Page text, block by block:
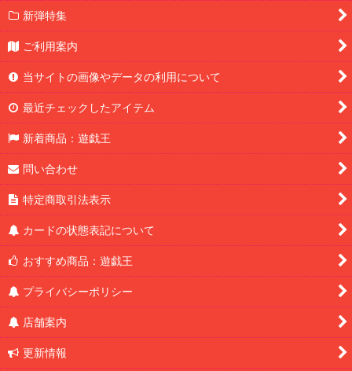
新弾特集
ご利用案内
当サイトの画像やデータの利用について
最近チェックしたアイテム
新着商品：遊戯王
問い合わせ
特定商取引法表示
カードの状態表記について
おすすめ商品：遊戯王
プライバシーポリシー
店舗案内
更新情報